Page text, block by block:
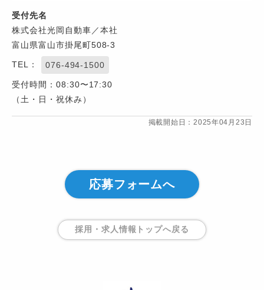
受付先名
株式会社光岡自動車／本社
富山県富山市掛尾町508-3
TEL： 076-494-1500
受付時間：08:30〜17:30
（土・日・祝休み）
掲載開始日：2025年04月23日
応募フォームへ
採用・求人情報トップへ戻る